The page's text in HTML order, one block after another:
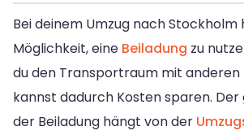
Bei deinem Umzug nach Stockholm
Möglichkeit, eine Beiladung zu
du den Transportraum mit anderen
kannst dadurch Kosten sparen. Der
der Beiladung hängt von der